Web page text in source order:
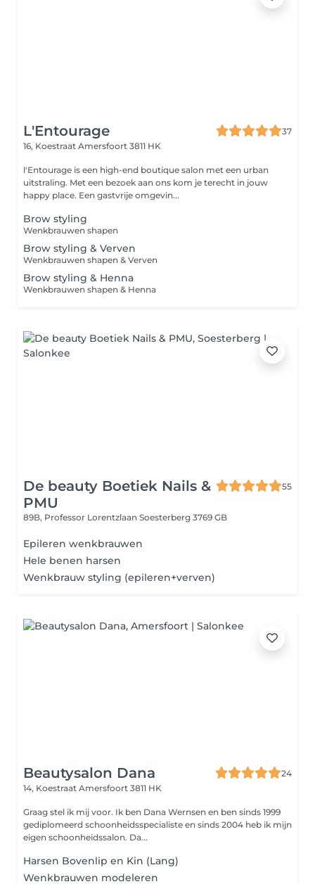
L'Entourage
37
16, Koestraat Amersfoort 3811 HK
l'Entourage is een high-end boutique salon met een urban
uitstraling. Met een bezoek aan ons kom je terecht in jouw
happy place. Een gastvrije omgevin...
Brow styling
Wenkbrauwen shapen
Brow styling & Verven
Wenkbrauwen shapen & Verven
Brow styling & Henna
Wenkbrauwen shapen & Henna
De beauty Boetiek Nails &
PMU
55
89B, Professor Lorentzlaan Soesterberg 3769 GB
Epileren wenkbrauwen
Hele benen harsen
Wenkbrauw styling (epileren+verven)
Beautysalon Dana
24
14, Koestraat Amersfoort 3811 HK
Graag stel ik mij voor. Ik ben Dana Wernsen en ben sinds 1999
gediplomeerd schoonheidsspecialiste en sinds 2004 heb ik mijn
eigen schoonheidssalon. Da...
Harsen Bovenlip en Kin (Lang)
Wenkbrauwen modeleren